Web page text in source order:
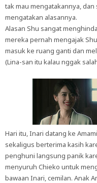
tak mau mengatakannya,
mengatakan alasannya.
Alasan Shu sangat
mereka pernah mengajak
masuk ke ruang ganti dan
(Lina-san itu kalau nggak
Hari itu, Inari datang ke
sekaligus berterima kasih
penghuni langsung panik
menyuruh Chieko untuk
bawaan Inari, cemilan. Anak